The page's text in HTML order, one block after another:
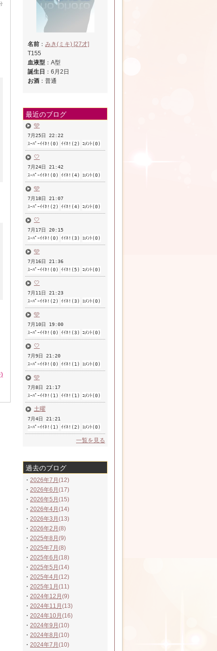
)
名前 ： みき(ミキ) [27才]
T155
血液型 ：A型
誕生日 ：6月2日
お酒 ：普通
最近のブログ
🩵
7月25日 22:22
ｽｰﾊﾟｰｲｲﾈ!(0)
ｲｲﾈ!(2) ｺﾒﾝﾄ(0)
🤍
7月24日 21:42
ｽｰﾊﾟｰｲｲﾈ!(0)
ｲｲﾈ!(4) ｺﾒﾝﾄ(0)
🩵
7月18日 21:07
ｽｰﾊﾟｰｲｲﾈ!(2)
ｲｲﾈ!(4) ｺﾒﾝﾄ(0)
🤍
7月17日 20:15
ｽｰﾊﾟｰｲｲﾈ!(0)
ｲｲﾈ!(3) ｺﾒﾝﾄ(0)
🩵
7月16日 21:36
ｽｰﾊﾟｰｲｲﾈ!(0)
ｲｲﾈ!(5) ｺﾒﾝﾄ(0)
🤍
7月11日 21:23
ｽｰﾊﾟｰｲｲﾈ!(2)
ｲｲﾈ!(3) ｺﾒﾝﾄ(0)
🩵
7月10日 19:00
ｽｰﾊﾟｰｲｲﾈ!(0)
ｲｲﾈ!(3) ｺﾒﾝﾄ(0)
🤍
7月9日 21:20
ｽｰﾊﾟｰｲｲﾈ!(0)
ｲｲﾈ!(1) ｺﾒﾝﾄ(0)
🩵
7月8日 21:17
ｽｰﾊﾟｰｲｲﾈ!(1)
ｲｲﾈ!(1) ｺﾒﾝﾄ(0)
土曜
7月4日 21:21
ｽｰﾊﾟｰｲｲﾈ!(1)
ｲｲﾈ!(2) ｺﾒﾝﾄ(0)
一覧を見る
過去のブログ
・ 2026年7月(12)
・ 2026年6月(17)
・ 2026年5月(15)
・ 2026年4月(14)
・ 2026年3月(13)
・ 2026年2月(8)
・ 2025年8月(9)
・ 2025年7月(8)
・ 2025年6月(18)
・ 2025年5月(14)
・ 2025年4月(12)
・ 2025年1月(11)
・ 2024年12月(9)
・ 2024年11月(13)
・ 2024年10月(16)
・ 2024年9月(10)
・ 2024年8月(10)
・ 2024年7月(10)